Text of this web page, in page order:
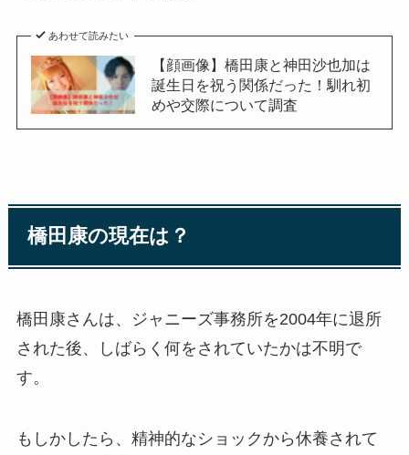
あわせて読みたい
【顔画像】橋田康と神田沙也加は
誕生日を祝う関係だった！馴れ初
めや交際について調査
橋田康の現在は？
橋田康さんは、ジャニーズ事務所を2004年に退所
された後、しばらく何をされていたかは不明で
す。
もしかしたら、精神的なショックから休養されて